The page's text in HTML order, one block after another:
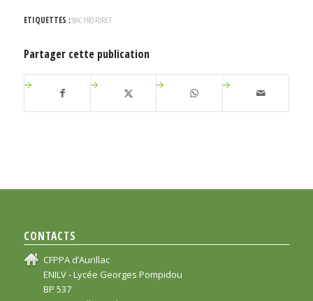
ETIQUETTES : BAC PRO FORET
Partager cette publication
CONTACTS
CFPPA d’Aurillac
ENILV - Lycée Georges Pompidou
BP 537